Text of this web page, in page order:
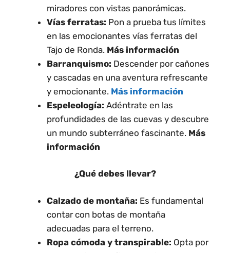
miradores con vistas panorámicas.
Vías ferratas: Pon a prueba tus límites
en las emocionantes vías ferratas del
Tajo de Ronda. Más información
Barranquismo: Descender por cañones
y cascadas en una aventura refrescante
y emocionante. Más información
Espeleología: Adéntrate en las
profundidades de las cuevas y descubre
un mundo subterráneo fascinante. Más
información
¿Qué debes llevar?
Calzado de montaña: Es fundamental
contar con botas de montaña
adecuadas para el terreno.
Ropa cómoda y transpirable: Opta por